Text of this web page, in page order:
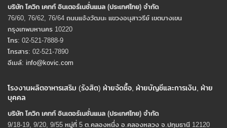
บริษัท โควิก เคทท์ อินเตอร์เนชั่นแนล (ประเทศไทย) จํากัด
76/60, 76/62, 76/64 ถนนแจ้งวัฒนะ แขวงอนุสาวรีย์ เขตบางเขน
กรุงเทพมหานคร 10220
โทร: 02-521-7888-9
โทรสาร: 02-521-7890
อีเมล์: info@kovic.com
โรงงานผลิตอาหารเสริม (รังสิต) ฝ่ายจัดซื้อ, ฝ่ายบัญชีและการเงิน, ฝ่าย
บุคคล
บริษัท โควิก เคทท์ อินเตอร์เนชั่นแนล (ประเทศไทย) จํากัด
9/18-19, 9/20, 9/55 หมู่ที่ 5 ต.คลองหนึ่ง อ.คลองหลวง จ.ปทุมธานี 12120